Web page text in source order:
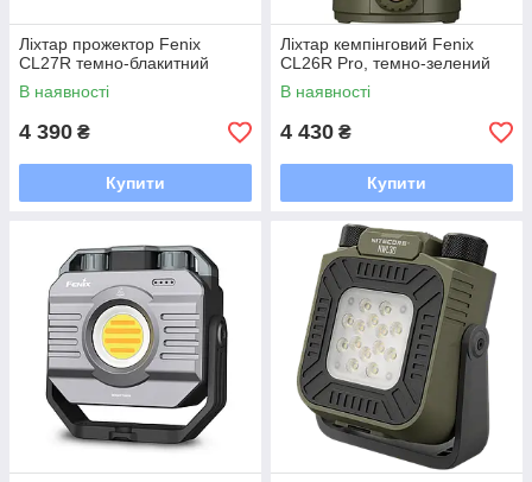
Ліхтар прожектор Fenix
CL27R темно-блакитний
В наявності
4 390 ₴
Купити
Ліхтар кемпінговий Fenix
CL26R Pro, темно-зелений
В наявності
4 430 ₴
Купити